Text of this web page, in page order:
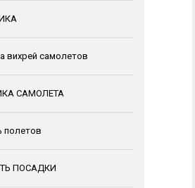
вихрей самолетов
САМОЛЕТА
полетов
ПОСАДКИ